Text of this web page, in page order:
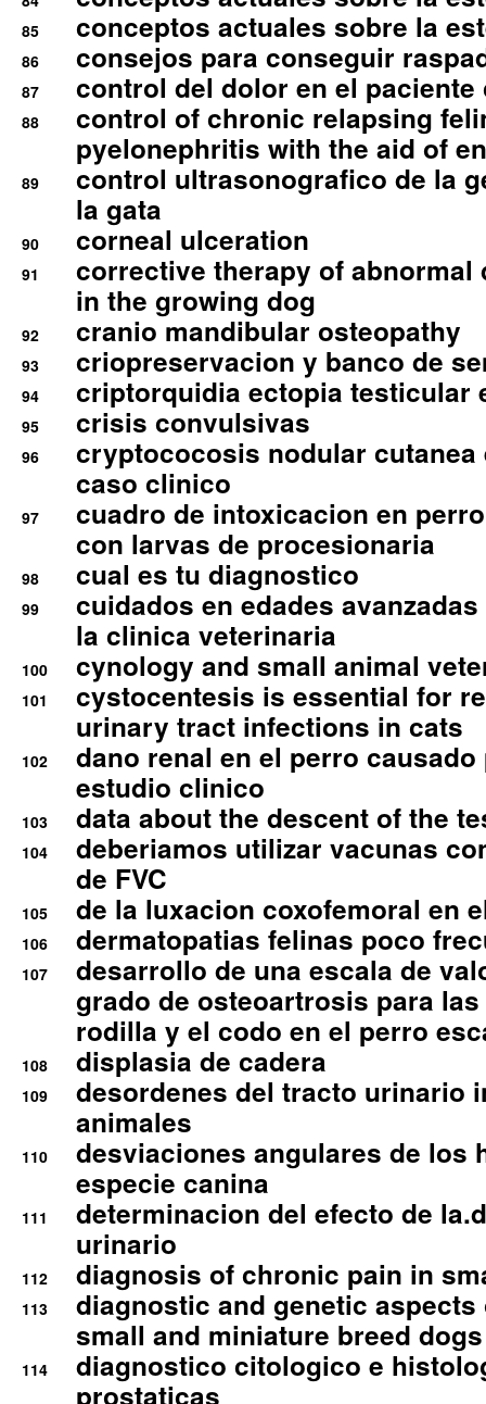
85 conceptos actuales sobre la
86 consejos para conseguir
87 control del dolor en el
88
control of chronic relapsing
pyelonephritis with the aid of
89
control ultrasonografico de la
la gata
90 corneal ulceration
91
corrective therapy of abnormal
in the growing dog
92 cranio mandibular osteopathy
93 criopreservacion y banco de
94 criptorquidia ectopia testicular
95 crisis convulsivas
96
cryptococosis nodular cutanea
caso clinico
97
cuadro de intoxicacion en
con larvas de procesionaria
98 cual es tu diagnostico
99
cuidados en edades
la clinica veterinaria
100 cynology and small animal
101
cystocentesis is essential for
urinary tract infections in cats
102
dano renal en el perro
estudio clinico
103 data about the descent of the
104
deberiamos utilizar vacunas
de FVC
105 de la luxacion coxofemoral en
106 dermatopatias felinas poco
107
desarrollo de una escala de
grado de osteoartrosis para
rodilla y el codo en el perro
108 displasia de cadera
109
desordenes del tracto urinario
animales
110
desviaciones angulares de los
especie canina
111
determinacion del efecto de
urinario
112 diagnosis of chronic pain in
113
diagnostic and genetic
small and miniature breed
114
diagnostico citologico e
prostaticas